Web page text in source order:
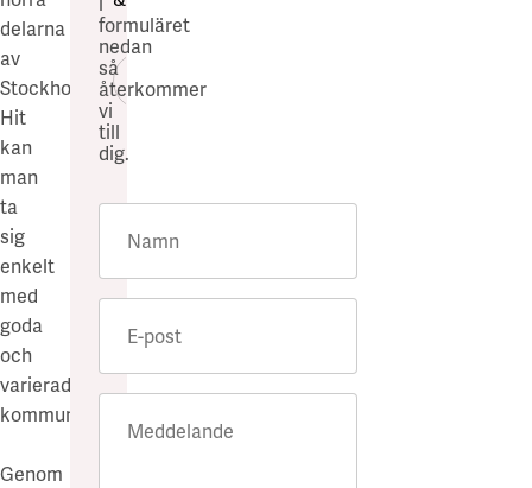
delarna
av
Stockholm.
Hit
kan
man
ta
sig
enkelt
med
goda
och
varierade
kommunikationer.
Genom
formuläret
nedan
så
återkommer
vi
till
dig.
Namn
E-post
Meddelande
Föregående bild
Nästa bild